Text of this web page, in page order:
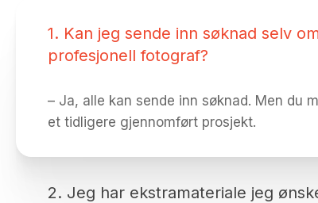
1. Kan jeg sende inn søknad selv
profesjonell fotograf?
– Ja, alle kan sende inn søknad. Men du
et tidligere gjennomført prosjekt.
2. Jeg har ekstramateriale jeg